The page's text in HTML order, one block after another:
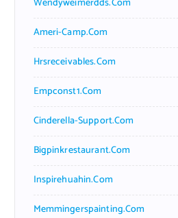
Ameri-Camp.com
Hrsreceivables.com
Empconst1.com
Cinderella-Support.com
Bigpinkrestaurant.com
Inspirehuahin.com
Memmingerspainting.com